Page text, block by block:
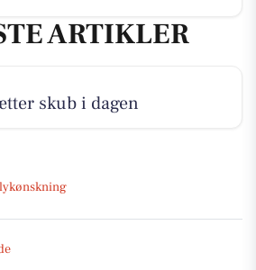
ARTIKLER
skub i dagen